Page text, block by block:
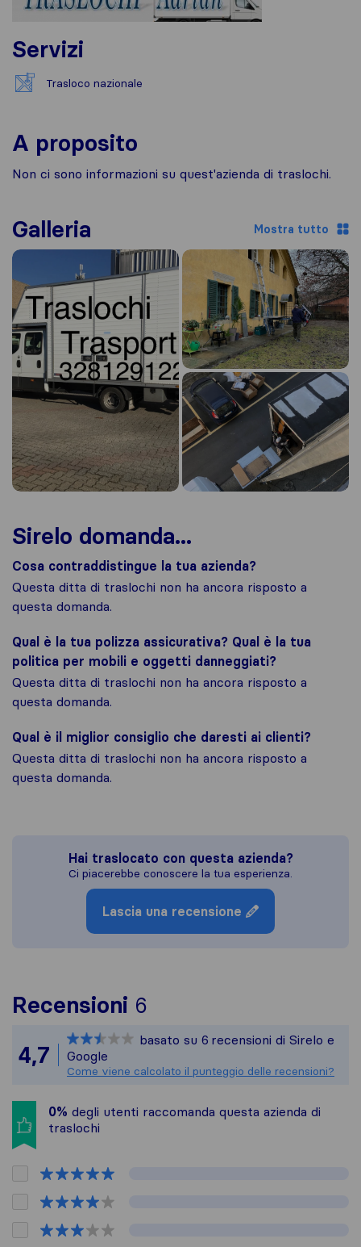
Servizi
Trasloco nazionale
A proposito
Non ci sono informazioni su quest'azienda di traslochi.
Galleria Mostra tutto
Sirelo domanda...
Cosa contraddistingue la tua azienda?
Questa ditta di traslochi non ha ancora risposto a
questa domanda.
Qual è la tua polizza assicurativa? Qual è la tua
politica per mobili e oggetti danneggiati?
Questa ditta di traslochi non ha ancora risposto a
questa domanda.
Qual è il miglior consiglio che daresti ai clienti?
Questa ditta di traslochi non ha ancora risposto a
questa domanda.
Hai traslocato con questa azienda?
Ci piacerebbe conoscere la tua esperienza.
Lascia una recensione
Recensioni 6
Tutte le recensioni
4,7
basato su 6 recensioni di Sirelo e
Google
Come viene calcolato il punteggio delle recensioni?
0% degli utenti raccomanda questa azienda di
traslochi